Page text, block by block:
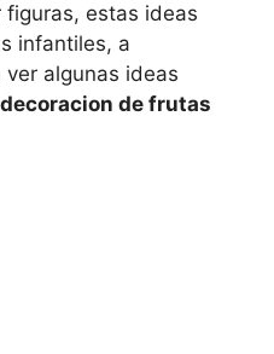
figuras, estas ideas
infantiles, a
algunas ideas
decoracion de frutas